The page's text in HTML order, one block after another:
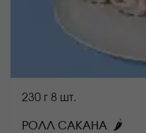
230 г 8 шт.
РОЛЛ САКАНА 🌶